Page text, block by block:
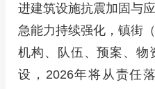
进建筑设施抗震加固与
急能力持续强化，镇街
机构、队伍、预案、物
设，2026年将从责任